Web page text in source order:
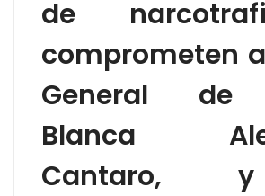
de
comprometen
General de
Blanca
Cantaro,